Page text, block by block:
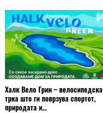
Халк Вело Грин – велосипедска
трка што ги поврзува спортот,
природата и...